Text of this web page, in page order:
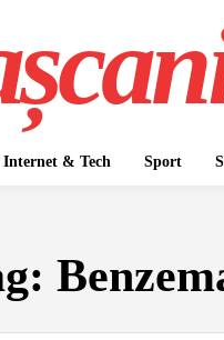
Internet & Tech Sport